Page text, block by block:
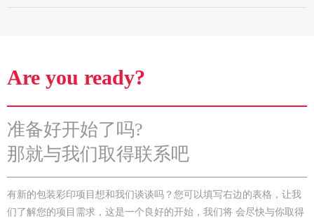
Are you ready?
准备好开始了吗?
那就与我们取得联系吧
有新的包装彩印项目想和我们谈谈吗？您可以填写右边的表格，让我
们了解您的项目需求，这是一个良好的开始，我们将 会尽快与你取得